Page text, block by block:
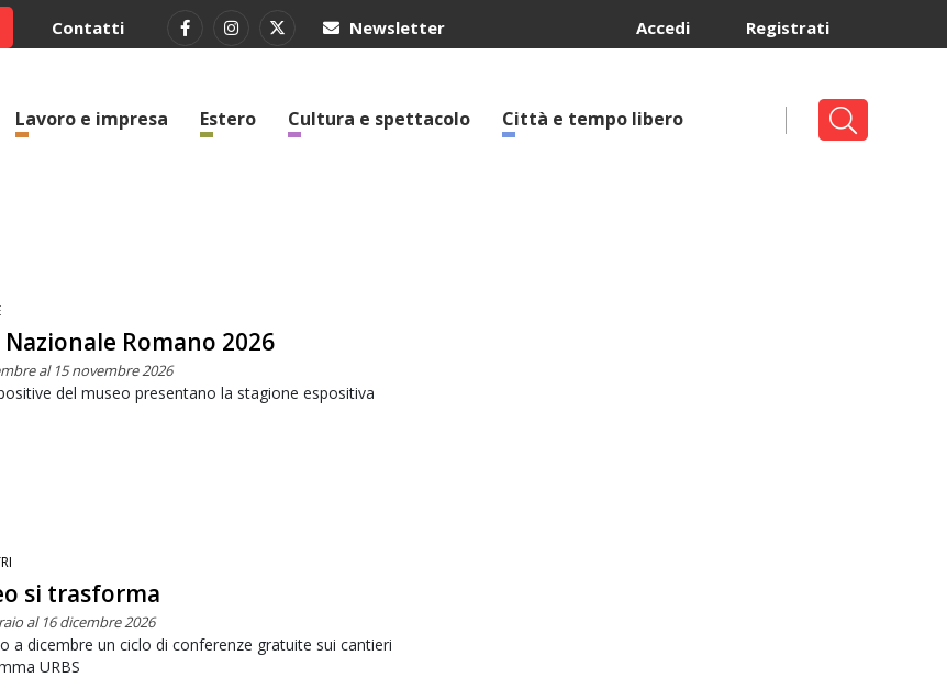
Contatti Newsletter Registrati
Accedi
Lavoro e impresa Estero Cultura e spettacolo Città e tempo libero
Nazionale Romano 2026
al 15 novembre 2026
del museo presentano la stagione espositiva
si trasforma
al 16 dicembre 2026
a dicembre un ciclo di conferenze gratuite sui cantieri
URBS